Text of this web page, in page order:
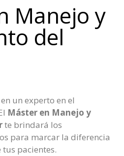
Manejo y
del
un experto en el
Máster en Manejo y
te brindará los
para marcar la diferencia
pacientes.